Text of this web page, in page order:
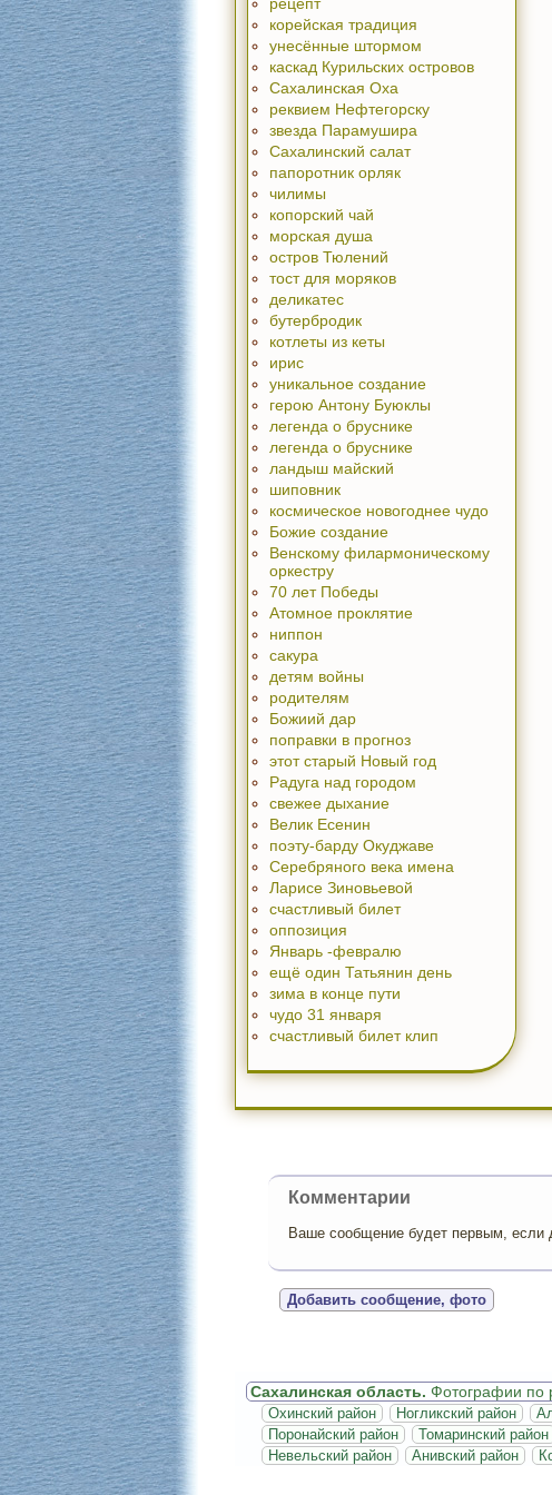
корейская традиция
унесённые штормом
каскад Курильских островов
Сахалинская Оха
реквием Нефтегорску
звезда Парамушира
Сахалинский салат
папоротник орляк
чилимы
копорский чай
морская душа
остров Тюлений
тост для моряков
деликатес
бутербродик
котлеты из кеты
ирис
уникальное создание
герою Антону Буюклы
легенда о бруснике
легенда о бруснике
ландыш майский
шиповник
космическое новогоднее чудо
Божие создание
Венскому филармоническому
оркестру
70 лет Победы
Атомное проклятие
ниппон
сакура
детям войны
родителям
Божиий дар
поправки в прогноз
этот старый Новый год
Радуга над городом
свежее дыхание
Велик Есенин
поэту-барду Окуджаве
Серебряного века имена
Ларисе Зиновьевой
счастливый билет
оппозиция
Январь -февралю
ещё один Татьянин день
зима в конце пути
чудо 31 января
счастливый билет клип
Комментарии
Ваше сообщение будет первым, если
Добавить сообщение, фото
Сахалинская область. Фотографии по
Охинский район Ногликский район
Поронайский район
Томаринский район
Невельский район
Анивский район